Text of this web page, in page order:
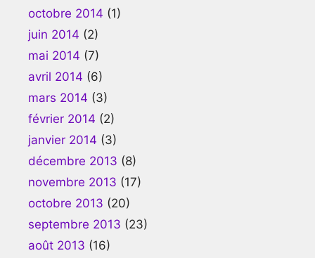
octobre 2014 (1)
juin 2014 (2)
mai 2014 (7)
avril 2014 (6)
mars 2014 (3)
février 2014 (2)
janvier 2014 (3)
décembre 2013 (8)
novembre 2013 (17)
octobre 2013 (20)
septembre 2013 (23)
août 2013 (16)